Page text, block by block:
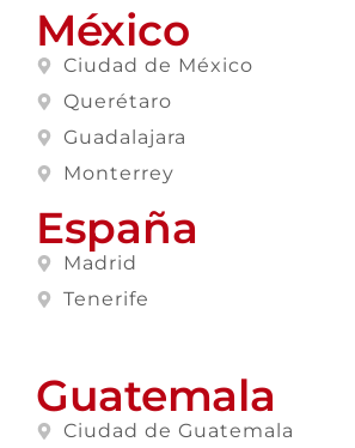
México
Ciudad de México
Querétaro
Guadalajara
Monterrey
España
Madrid
Tenerife
Guatemala
Ciudad de Guatemala